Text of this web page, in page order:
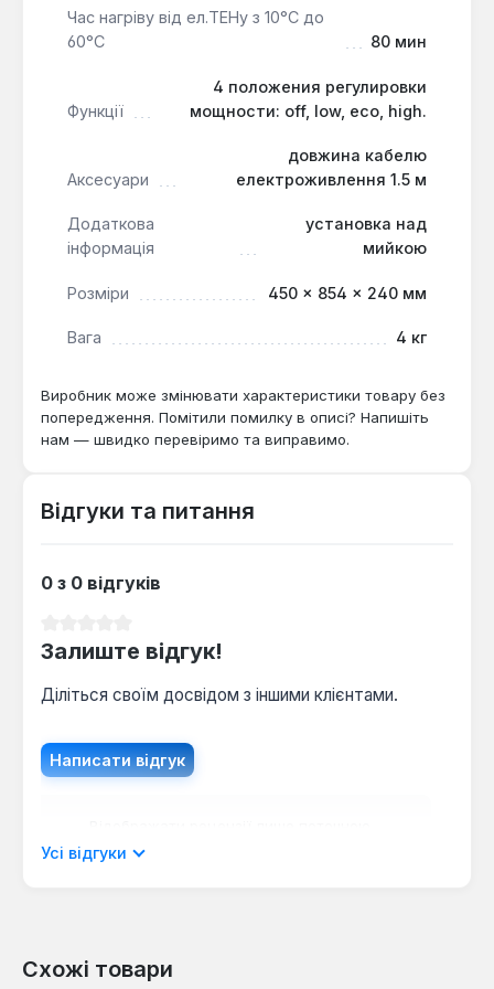
Час нагріву від ел.ТЕНу з 10°С до
60°С
80 мин
Функції
4 положения регулировки
мощности: off, low, eco, high.
Аксесуари
довжина кабелю
електроживлення 1.5 м
Додаткова
інформація
установка над
мийкою
Розміри 450 × 854 × 240 мм
Вага 4 кг
Виробник може змінювати характеристики товару без
попередження. Помітили помилку в описі? Напишіть
нам — швидко перевіримо та виправимо.
Відгуки та питання
0 з 0 відгуків
Залиште відгук!
Діліться своїм досвідом з іншими клієнтами.
Написати відгук
мовою.
Відгуків не знайдено. Поділіться
Усі відгуки
Схожі товари